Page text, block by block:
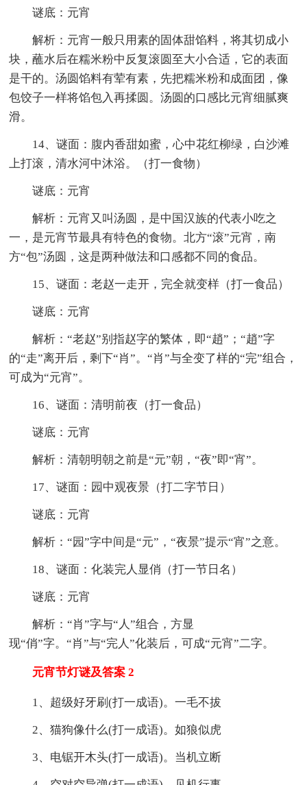
谜底：元宵
解析：元宵一般只用素的固体甜馅料，将其切成小
块，蘸水后在糯米粉中反复滚圆至大小合适，它的表面
是干的。汤圆馅料有荤有素，先把糯米粉和成面团，像
包饺子一样将馅包入再揉圆。汤圆的口感比元宵细腻爽
滑。
14、谜面：腹内香甜如蜜，心中花红柳绿，白沙滩
上打滚，清水河中沐浴。（打一食物）
谜底：元宵
解析：元宵又叫汤圆，是中国汉族的代表小吃之
一，是元宵节最具有特色的食物。北方“滚”元宵，南
方“包”汤圆，这是两种做法和口感都不同的食品。
15、谜面：老赵一走开，完全就变样（打一食品）
谜底：元宵
解析：“老赵”别指赵字的繁体，即“趙”；“趙”字
的“走”离开后，剩下“肖”。“肖”与全变了样的“完”组合，
可成为“元宵”。
16、谜面：清明前夜（打一食品）
谜底：元宵
解析：清朝明朝之前是“元”朝，“夜”即“宵”。
17、谜面：园中观夜景（打二字节日）
谜底：元宵
解析：“园”字中间是“元”，“夜景”提示“宵”之意。
18、谜面：化装完人显俏（打一节日名）
谜底：元宵
解析：“肖”字与“人”组合，方显
现“俏”字。“肖”与“完人”化装后，可成“元宵”二字。
元宵节灯谜及答案 2
1、超级好牙刷(打一成语)。一毛不拔
2、猫狗像什么(打一成语)。如狼似虎
3、电锯开木头(打一成语)。当机立断